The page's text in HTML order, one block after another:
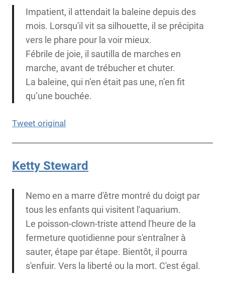
Impatient, il attendait la baleine depuis des
mois. Lorsqu'il vit sa silhouette, il se précipita
vers le phare pour la voir mieux.
Fébrile de joie, il sautilla de marches en
marche, avant de trébucher et chuter.
La baleine, qui n’en était pas une, n’en fit
qu’une bouchée.
Tweet original
Ketty Steward
Nemo en a marre d'être montré du doigt par
tous les enfants qui visitent l'aquarium.
Le poisson-clown-triste attend l'heure de la
fermeture quotidienne pour s'entraîner à
sauter, étape par étape. Bientôt, il pourra
s'enfuir. Vers la liberté ou la mort. C'est égal.